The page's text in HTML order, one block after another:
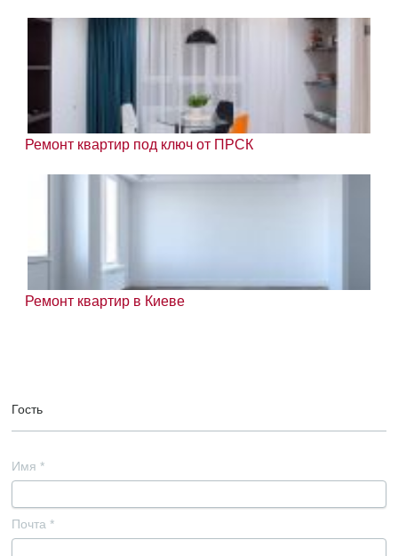
Ремонт квартир под ключ от ПРСК
Ремонт квартир в Киеве
Гость
Имя *
Почта *